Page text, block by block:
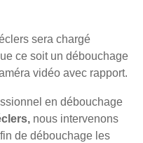
sera chargé
ce soit un débouchage
vidéo avec rapport.
en débouchage
nous intervenons
de débouchage les